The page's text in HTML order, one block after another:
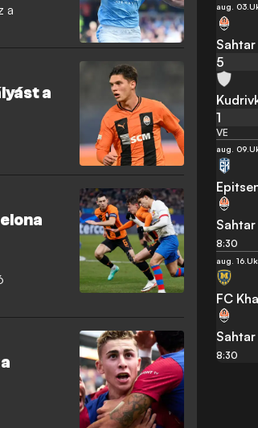
a
a
aug. 03.
5
1
VE
aug. 09.
8:30
aug. 16.
FC
8:30